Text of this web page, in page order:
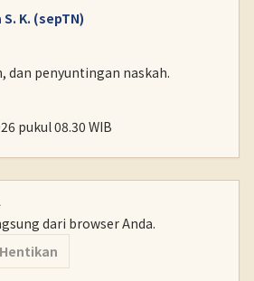
K. (sepTN)
dan penyuntingan naskah.
pukul 08.30 WIB
dari browser Anda.
Hentikan